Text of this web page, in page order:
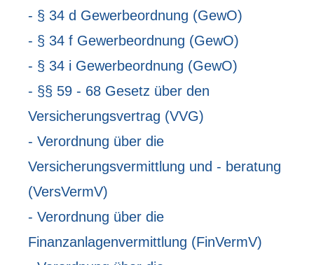
- § 34 d Gewerbeordnung (GewO)
- § 34 f Gewerbeordnung (GewO)
- § 34 i Gewerbeordnung (GewO)
- §§ 59 - 68 Gesetz über den
Versicherungsvertrag (VVG)
- Verordnung über die
Versicherungsvermittlung und - beratung
(VersVermV)
- Verordnung über die
Finanzanlagenvermittlung (FinVermV)